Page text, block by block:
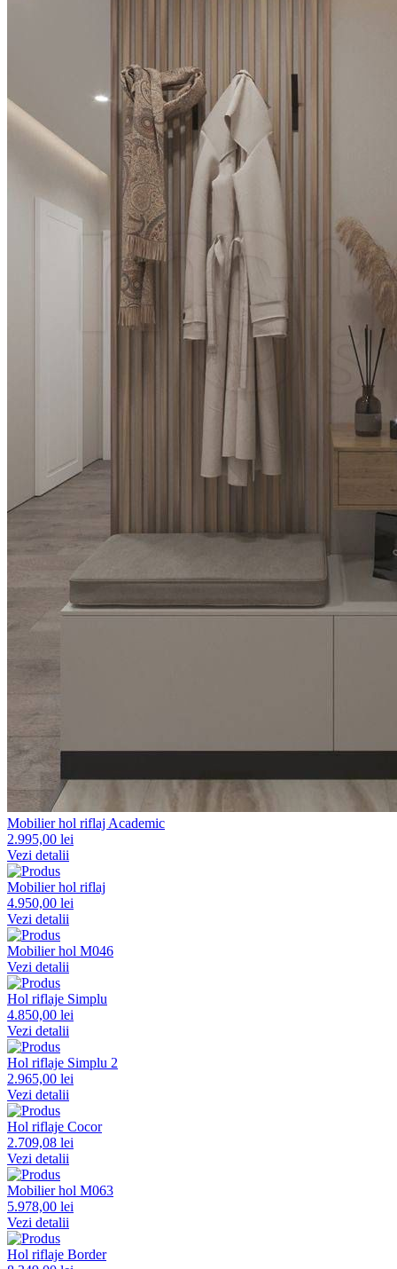
Mobilier hol riflaj Academic
2.995,00 lei
Vezi detalii
Mobilier hol riflaj
4.950,00 lei
Vezi detalii
Mobilier hol M046
Vezi detalii
Hol riflaje Simplu
4.850,00 lei
Vezi detalii
Hol riflaje Simplu 2
2.965,00 lei
Vezi detalii
Hol riflaje Cocor
2.709,08 lei
Vezi detalii
Mobilier hol M063
5.978,00 lei
Vezi detalii
Hol riflaje Border